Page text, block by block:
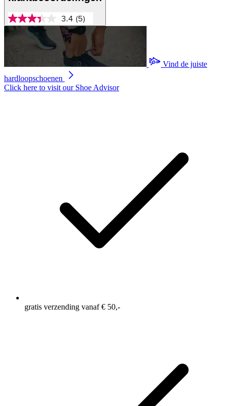
3.4
van
scorewaarde.
5
Reviews.
3.4 (5)
Vind de juiste
hardloopschoenen
Click here to visit our Shoe Advisor
gratis verzending vanaf € 50,-